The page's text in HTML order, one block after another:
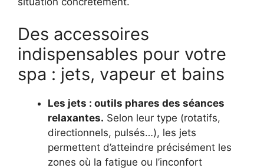
Des accessoires
indispensables pour votre
spa : jets, vapeur et bains
Les jets : outils phares des séances
relaxantes. Selon leur type (rotatifs,
directionnels, pulsés…), les jets
permettent d’atteindre précisément les
zones où la fatigue ou l’inconfort